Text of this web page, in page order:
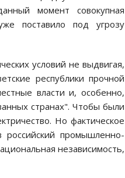
момент совокупная
поставило под угрозу
условий не выдвигая,
республики прочной
власти и, особенно,
странах". Чтобы были
Но фактическое
российский промышленно-
независимость,